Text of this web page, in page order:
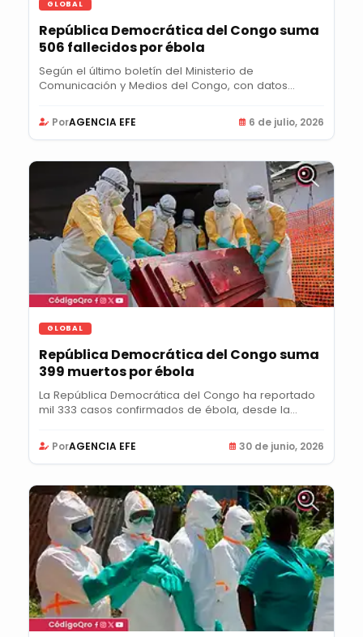
GLOBAL
República Democrática del Congo suma
506 fallecidos por ébola
Según el último boletín del Ministerio de
Comunicación y Medios del Congo, con datos
PorAGENCIA EFE 6 de julio, 2026
GLOBAL
República Democrática del Congo suma
399 muertos por ébola
La República Democrática del Congo ha reportado
mil 333 casos confirmados de ébola, desde la...
PorAGENCIA EFE 30 de junio, 2026